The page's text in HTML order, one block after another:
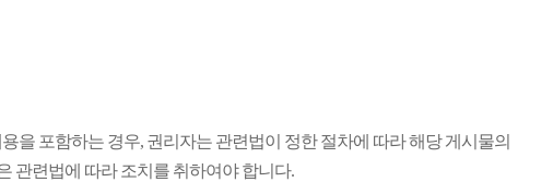
포함하는 경우, 권리자는 관련법이 정한 절차에 따라 해당 게시물의
관련법에 따라 조치를 취하여야 합니다.